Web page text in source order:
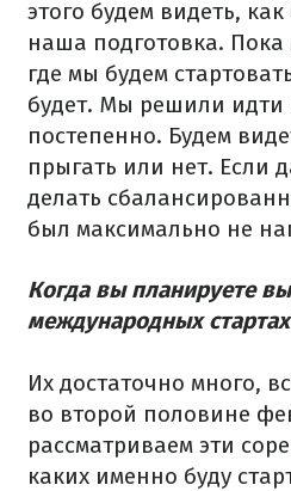
этого будем видеть,
наша подготовка. Пока
где мы будем
будет. Мы решили идти
постепенно. Будем
прыгать или нет. Если
делать
был максимально не
Когда вы планируете
международных
Их достаточно много,
во второй половине
рассматриваем эти
каких именно буду